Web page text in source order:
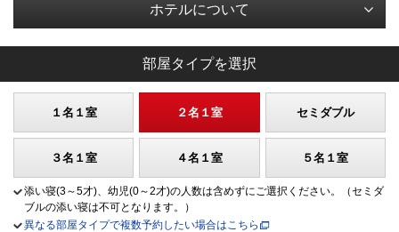
ホテルについて
部屋タイプを選択
１名１室 ２名１室 セミダブル
３名１室 ４名１室 ５名１室
添い寝(3～5才)、幼児(0～2才)の人数は含めずにご選択ください。（セミダ
ブルの添い寝は不可となります。）
異なる部屋タイプで複数予約したい場合はこちら